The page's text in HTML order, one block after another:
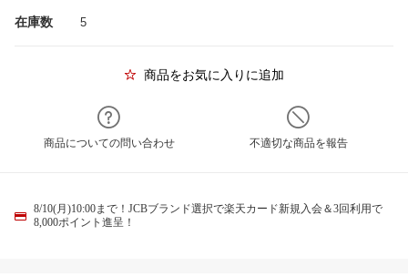
在庫数 5
商品をお気に入りに追加
商品についての問い合わせ 不適切な商品を報告
8/10(月)10:00まで！JCBブランド選択で楽天カード新規入会＆3回利用で
8,000ポイント進呈！